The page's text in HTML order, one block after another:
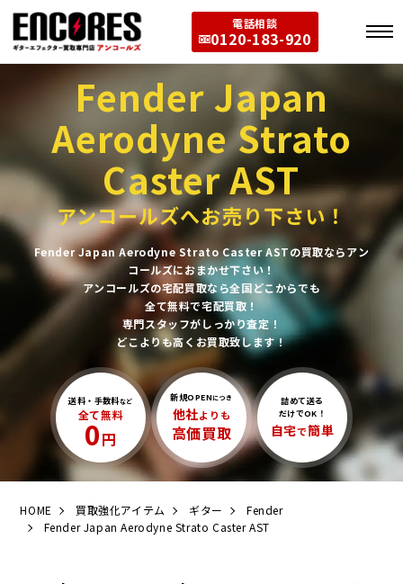
電話相談
0120-183-920
Fender Japan
Aerodyne Strato
Caster AST
アンコールズへお売り下さい！
Fender Japan Aerodyne Strato Caster ASTの買取ならアン
コールズにおまかせ下さい！
アンコールズの宅配買取なら全国どこからでも
全て無料で宅配買取！
専門スタッフがしっかり査定！
どこよりも高くお買取致します！
送料・手数料など
全て無料
0円
新規OPEN につき
他社よりも
高価買取
詰めて送る
だけでOK！
自宅で簡単
HOME 買取強化アイテム ギター
Fender
Fender Japan Aerodyne Strato Caster AST